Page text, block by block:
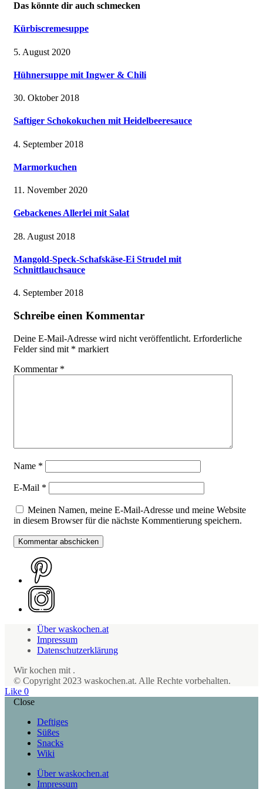
Das könnte dir auch schmecken
Kürbiscremesuppe
5. August 2020
Hühnersuppe mit Ingwer & Chili
30. Oktober 2018
Saftiger Schokokuchen mit Heidelbeeresauce
4. September 2018
Marmorkuchen
11. November 2020
Gebackenes Allerlei mit Salat
28. August 2018
Mangold-Speck-Schafskäse-Ei Strudel mit
Schnittlauchsauce
4. September 2018
Schreibe einen Kommentar
Deine E-Mail-Adresse wird nicht veröffentlicht. Erforderliche
Felder sind mit * markiert
Kommentar *
Name *
E-Mail *
Meinen Namen, meine E-Mail-Adresse und meine Website
in diesem Browser für die nächste Kommentierung speichern.
Über waskochen.at
Impressum
Datenschutzerklärung
Wir kochen mit .
© Copyright 2023 waskochen.at. Alle Rechte vorbehalten.
Like 0
Close
Deftiges
Süßes
Snacks
Wiki
Über waskochen.at
Impressum